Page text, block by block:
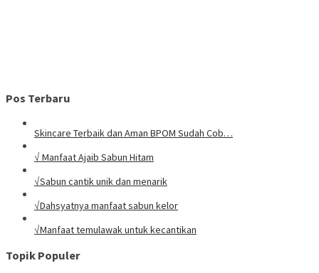
Pos Terbaru
Skincare Terbaik dan Aman BPOM Sudah Cob…
√ Manfaat Ajaib Sabun Hitam
√Sabun cantik unik dan menarik
√Dahsyatnya manfaat sabun kelor
√Manfaat temulawak untuk kecantikan
Topik Populer